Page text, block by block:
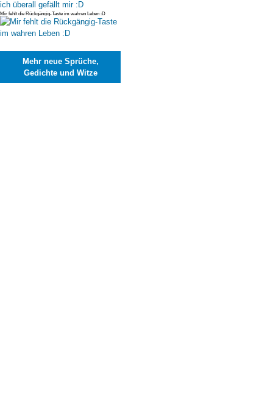
Mir fehlt die Rückgängig-Taste im wahren Leben :D
Mehr neue Sprüche,
Gedichte und Witze